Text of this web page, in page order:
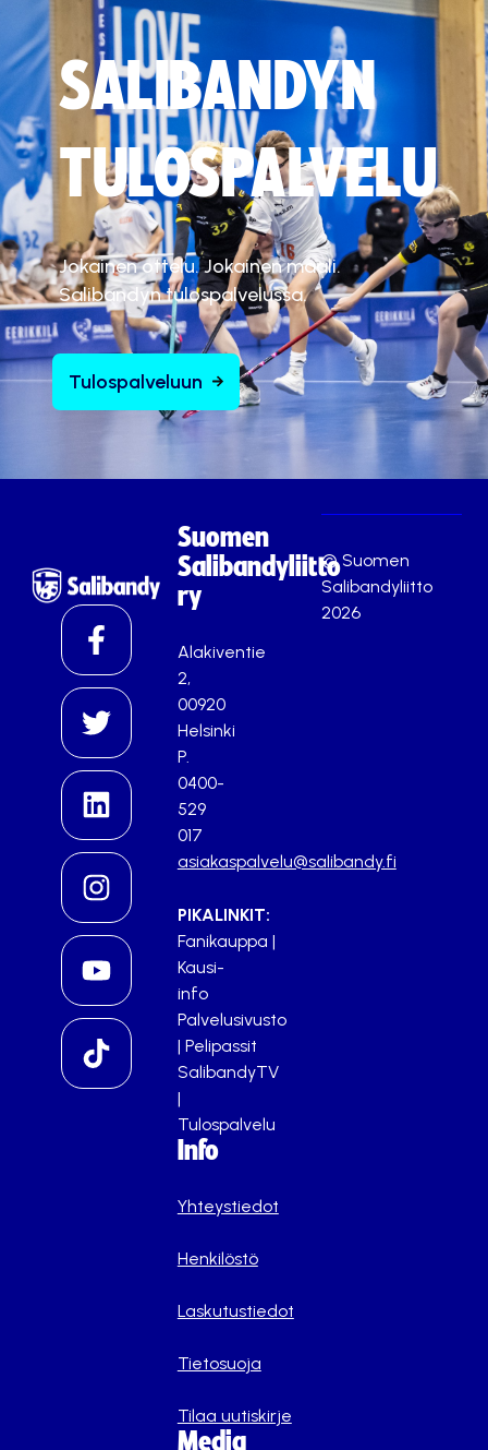
SALIBANDYN
TULOSPALVELU
Jokainen ottelu. Jokainen maali.
Salibandyn tulospalvelussa.
Tulospalveluun
Suomen
Salibandyliitto
ry
Alakiventie
2,
00920
Helsinki
P.
0400-
529
017
asiakaspalvelu@salibandy.fi
PIKALINKIT:
Fanikauppa |
Kausi-
info
Palvelusivusto
| Pelipassit
SalibandyTV
|
Tulospalvelu
Info
Yhteystiedot
Henkilöstö
Laskutustiedot
Tietosuoja
Tilaa uutiskirje
Media
© Suomen
Salibandyliitto
2026